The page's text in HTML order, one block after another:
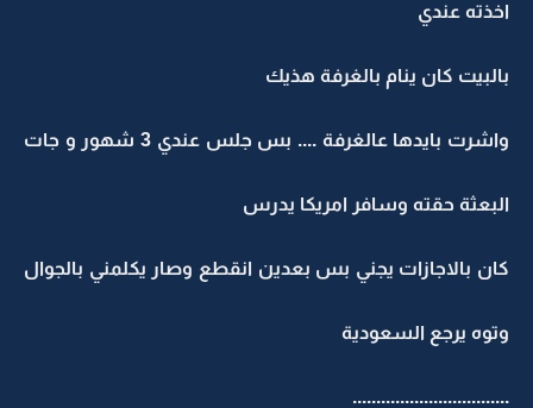
اخذته عندي
بالبيت كان ينام بالغرفة هذيك
واشرت بايدها عالغرفة .... بس جلس عندي 3 شهور و جات
البعثة حقته وسافر امريكا يدرس
كان بالاجازات يجني بس بعدين انقطع وصار يكلمني بالجوال
وتوه يرجع السعودية
.................................